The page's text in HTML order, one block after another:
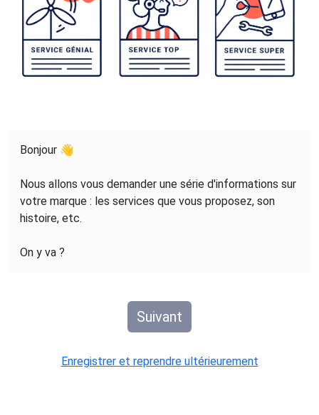
Bonjour 👋
Nous allons vous demander une série d'informations sur
votre marque : les services que vous proposez, son
histoire, etc.
On y va ?
Suivant
Enregistrer et reprendre ultérieurement